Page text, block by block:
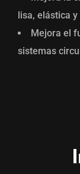
lisa, elástica
Mejora el
sistemas